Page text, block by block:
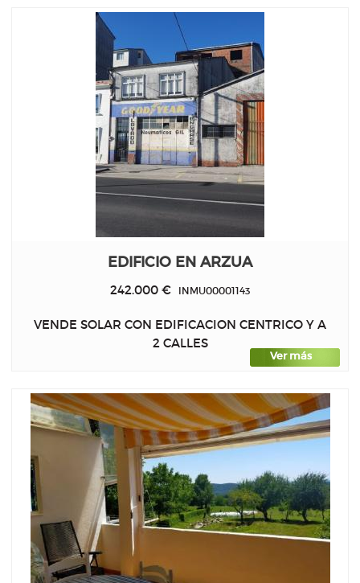
EDIFICIO EN ARZUA
242.000 € INMU00001143
VENDE SOLAR CON EDIFICACION CENTRICO Y A
2 CALLES
Ver más